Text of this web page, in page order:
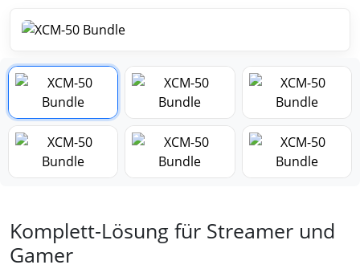
Komplett-Lösung für Streamer und
Gamer